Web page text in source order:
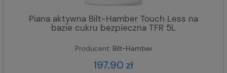
Piana aktywna Bilt-Hamber Touch Less na
bazie cukru bezpieczna TFR 5L
Producent: Bilt-Hamber
197,90 zł